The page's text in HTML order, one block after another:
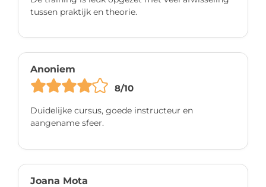
tussen praktijk en theorie.
Anoniem
8/10
Duidelijke cursus, goede instructeur en
aangename sfeer.
Joana Mota